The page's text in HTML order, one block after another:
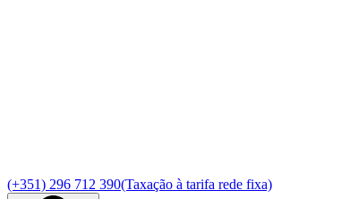
(+351) 296 712 390(Taxação à tarifa rede fixa)